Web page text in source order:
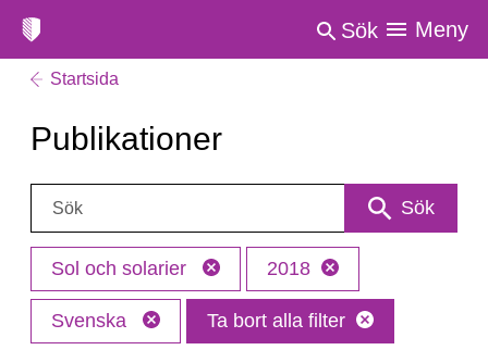
Sök Meny
Startsida
Publikationer
Sök: Sök
Sol och solarier 2018
Svenska Ta bort alla filter